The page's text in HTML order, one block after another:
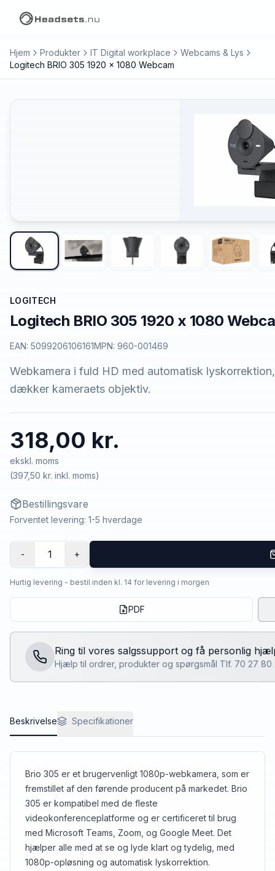
Hjem Produkter IT Digital workplace
Webcams & Lys
Logitech BRIO 305 1920 x 1080 Webcam
LOGITECH
Logitech BRIO 305 1920 x 1080
EAN: 5099206106161MPN: 960-001469
Webkamera i fuld HD med automatisk
dækker kameraets objektiv.
318,00 kr.
ekskl. moms
(397,50 kr. inkl. moms)
Bestillingsvare
Forventet levering: 1-5 hverdage
- 1 +
Hurtig levering - bestil inden kl. 14 for levering i morgen
PDF
Ring til vores salgssupport og få personlig
Hjælp til ordrer, produkter og spørgsmål Tlf. 70 27 80
Beskrivelse Specifikationer
Brio 305 er et brugervenligt 1080p-webkamera, som er
fremstillet af den førende producent på markedet. Brio
305 er kompatibel med de fleste
videokonferenceplatforme og er certificeret til brug
med Microsoft Teams, Zoom, og Google Meet. Det
hjælper alle med at se og lyde klart og tydelig, med
1080p-opløsning og automatisk lyskorrektion.